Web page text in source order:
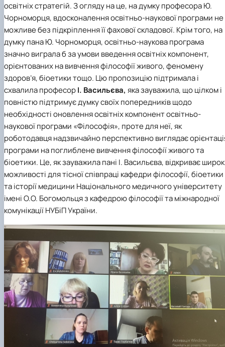
освітніх стратегій. З огляду на це, на думку професора Ю.
Чорноморця, вдосконалення освітньо-наукової програми не
можливе без підкріплення її фахової складової. Крім того, на
думку пана Ю. Чорноморця, освітньо-наукова програма
значно виграла б за умови введення освітніх компонент,
орієнтованих на вивчення філософії живого, феномену
здоров’я, біоетики тощо. Цю пропозицію підтримала і
схвалила професорІ. Васильєва, яка зауважила, що цілком і
повністю підтримує думку своїх попередників щодо
необхідності оновлення освітніх компонент освітньо-
наукової програми «Філософія», проте для неї, як
роботодавця надзвичайно перспективно виглядає
програми на поглиблене вивчення філософії живого та
біоетики. Це, як зауважила пані І. Васильєва, відкриває
можливості для тісної співпраці кафедри філософії, біоетики
та історії медицини Національного медичного університету
імені О.О. Богомольця з кафедрою філософії та міжнародної
комунікації НУБіП України.